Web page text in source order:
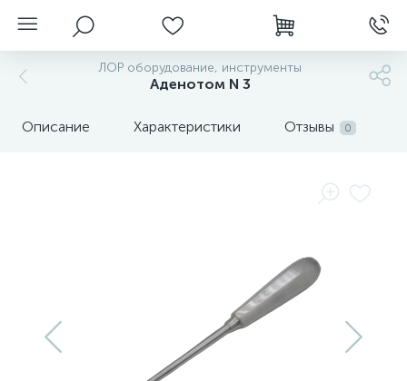
ЛОР оборудование, инструменты
Аденотом N 3
Описание Характеристики Отзывы 0